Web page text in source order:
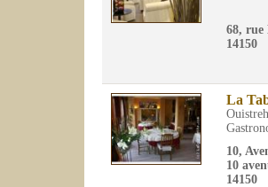
68, rue
14150
La
10,
10
14150